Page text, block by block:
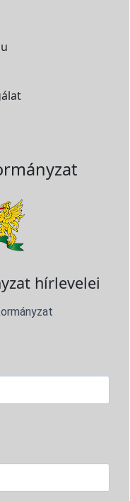
hírlevelei